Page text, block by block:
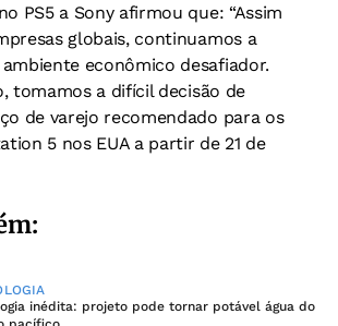
PS5 a Sony afirmou que: “Assim
globais, continuamos a
econômico desafiador.
tomamos a difícil decisão de
de varejo recomendado para os
5 nos EUA a partir de 21 de
inédita: projeto pode tornar potável água do